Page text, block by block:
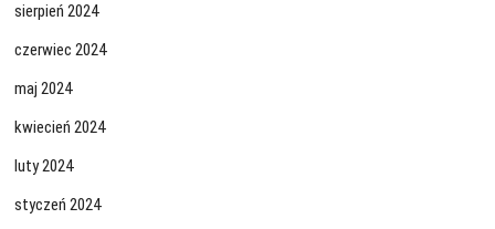
sierpień 2024
czerwiec 2024
maj 2024
kwiecień 2024
luty 2024
styczeń 2024